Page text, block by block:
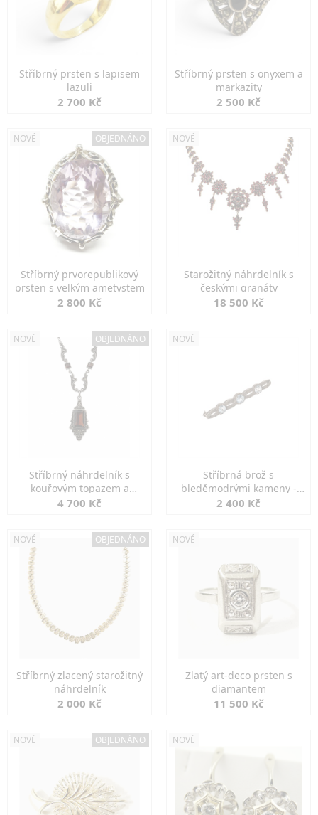
Stříbrný prsten s lapisem
lazuli
2 700 Kč
Stříbrný prsten s onyxem a
markazity
2 500 Kč
NOVÉ OBJEDNÁNO
Stříbrný prvorepublikový
prsten s velkým ametystem
2 800 Kč
NOVÉ
Starožitný náhrdelník s
českými granáty
18 500 Kč
NOVÉ OBJEDNÁNO
Stříbrný náhrdelník s
kouřovým topazem a
markazity
4 700 Kč
NOVÉ
Stříbrná brož s
bleděmodrými kameny -
jemná elegance
2 400 Kč
NOVÉ OBJEDNÁNO
Stříbrný zlacený starožitný
náhrdelník
2 000 Kč
NOVÉ
Zlatý art-deco prsten s
diamantem
11 500 Kč
NOVÉ OBJEDNÁNO NOVÉ